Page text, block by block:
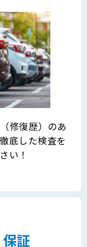
修復歴）のあ
底した検査を
い！
証